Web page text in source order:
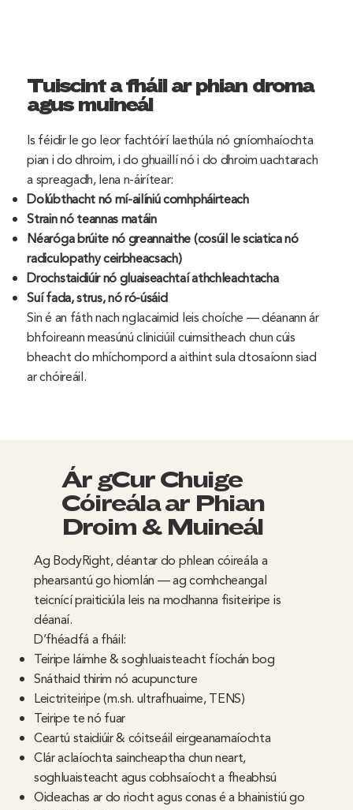
Tuiscint a fháil ar phian droma
agus muineál
Is féidir le go leor fachtóirí laethúla nó gníomhaíochta
pian i do dhroim, i do ghuaillí nó i do dhroim uachtarach
a spreagadh, lena n-áirítear:
Dolúbthacht nó mí-ailíniú comhpháirteach
Strain nó teannas matáin
Néaróga brúite nó greannaithe (cosúil le sciatica nó
radiculopathy ceirbheacsach)
Drochstaidiúir nó gluaiseachtaí athchleachtacha
Suí fada, strus, nó ró-úsáid
Sin é an fáth nach nglacaimid leis choíche — déanann ár
bhfoireann measúnú cliniciúil cuimsitheach chun cúis
bheacht do mhíchompord a aithint sula dtosaíonn siad
ar chóireáil.
Ag BodyRight, déantar do phlean cóireála a
phearsantú go hiomlán — ag comhcheangal
teicnící praiticiúla leis na modhanna fisiteiripe is
déanaí.
D’fhéadfá a fháil:
Teiripe láimhe & soghluaisteacht fíochán bog
Snáthaid thirim nó acupuncture
Leictriteiripe (m.sh. ultrafhuaime, TENS)
Teiripe te nó fuar
Ceartú staidiúir & cóitseáil eirgeanamaíochta
Clár aclaíochta saincheaptha chun neart,
soghluaisteacht agus cobhsaíocht a fheabhsú
Oideachas ar do riocht agus conas é a bhainistiú go
Ár gCur Chuige
Cóireála ar Phian
Droim & Muineál